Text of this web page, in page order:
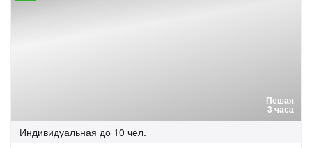
Пешая
3 часа
Индивидуальная до 10 чел.